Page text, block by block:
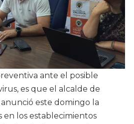
ante el posible
es que el alcalde de
este domingo la
en los establecimientos